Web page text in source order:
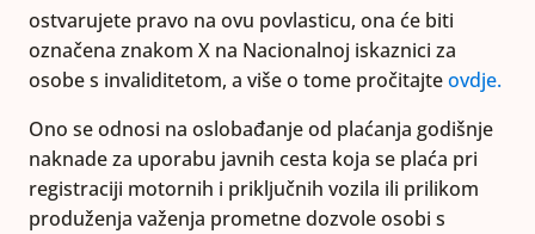
ostvarujete pravo na ovu povlasticu, ona će biti
označena znakom X na Nacionalnoj iskaznici za
osobe s invaliditetom, a više o tome pročitajteovdje.
Ono se odnosi na oslobađanje od plaćanja godišnje
naknade za uporabu javnih cesta koja se plaća pri
registraciji motornih i priključnih vozila ili prilikom
produženja važenja prometne dozvole osobi s